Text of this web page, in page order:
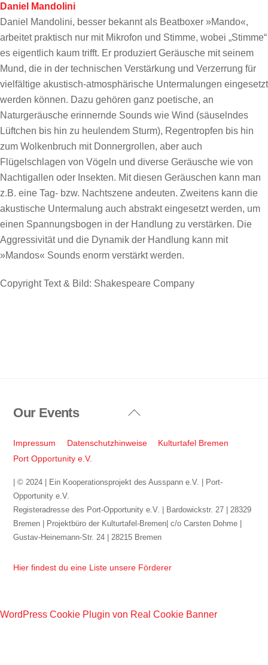
Daniel Mandolini
Daniel Mandolini, besser bekannt als Beatboxer »Mando«,
arbeitet praktisch nur mit Mikrofon und Stimme, wobei „Stimme“
es eigentlich kaum trifft. Er produziert Geräusche mit seinem
Mund, die in der technischen Verstärkung und Verzerrung für
vielfältige akustisch-atmosphärische Untermalungen eingesetzt
werden können. Dazu gehören ganz poetische, an
Naturgeräusche erinnernde Sounds wie Wind (säuselndes
Lüftchen bis hin zu heulendem Sturm), Regentropfen bis hin
zum Wolkenbruch mit Donnergrollen, aber auch
Flügelschlagen von Vögeln und diverse Geräusche wie von
Nachtigallen oder Insekten. Mit diesen Geräuschen kann man
z.B. eine Tag- bzw. Nachtszene andeuten. Zweitens kann die
akustische Untermalung auch abstrakt eingesetzt werden, um
einen Spannungsbogen in der Handlung zu verstärken. Die
Aggressivität und die Dynamik der Handlung kann mit
»Mandos« Sounds enorm verstärkt werden.
Copyright Text & Bild: Shakespeare Company
Back
Top
Our Events
Impressum Datenschutzhinweise
Kulturtafel Bremen
Port Opportunity e.V.
| © 2024 | Ein Kooperationsprojekt des Ausspann e.V. | Port-
Opportunity e.V.
Registeradresse des Port-Opportunity e.V. | Bardowickstr. 27 | 28329
Bremen | Projektbüro der Kulturtafel-Bremen| c/o Carsten Dohme |
Gustav-Heinemann-Str. 24 | 28215 Bremen
Hier findest du eine Liste unsere Förderer
WordPress Cookie Plugin von Real Cookie Banner